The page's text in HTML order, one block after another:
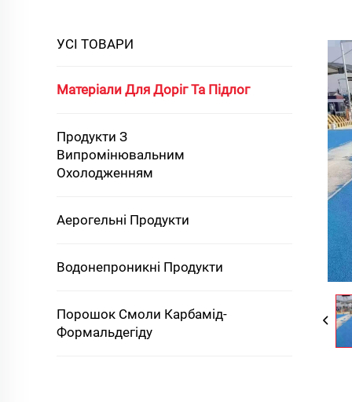
УСІ ТОВАРИ
Матеріали Для Доріг Та Підлог
Продукти З
Випромінювальним
Охолодженням
Аерогельні Продукти
Водонепроникні Продукти
Порошок Смоли Карбамід-
Формальдегіду